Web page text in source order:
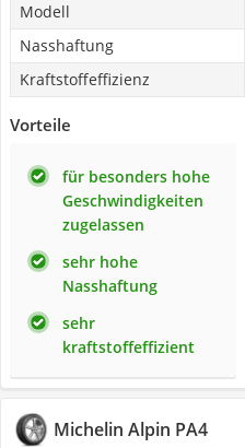
Modell
Nasshaftung
Kraftstoffeffizienz
Vorteile
für besonders hohe
Geschwindigkeiten
zugelassen
sehr hohe
Nasshaftung
sehr
kraftstoffeffizient
Michelin Alpin PA4